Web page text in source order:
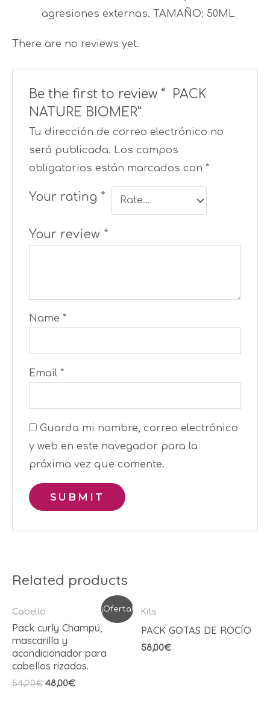
agresiones externas. TAMAÑO: 50ML
There are no reviews yet.
Be the first to review “ PACK
NATURE BIOMER”
Tu dirección de correo electrónico no
será publicada. Los campos
obligatorios están marcados con *
Your rating *
Your review *
Name*
Email*
Guarda mi nombre, correo electrónico
y web en este navegador para la
próxima vez que comente.
Related products
¡Oferta!
Cabello
Pack curly Champú,
mascarilla y
acondicionador para
cabellos rizados.
54,20€ 48,00€
Kits
PACK GOTAS DE ROCÍO
58,00€